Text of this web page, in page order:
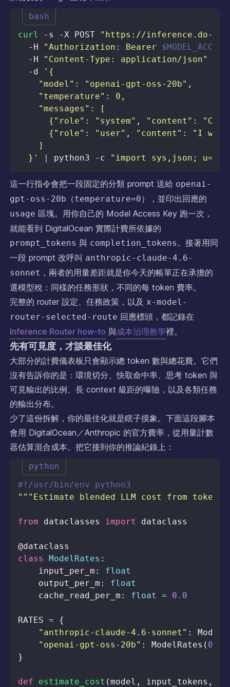
curl -s -X POST
"https://inference.do-
  -H
"Authorization: Bearer
  -H
"Content-Type: application/json"
  -d
  }'
| python3 -c "import sys,json;
bash
這一行指令會把一段固定的分類 prompt 送給 openai-
gpt-oss-20b （temperature=0），並印出回應的
usage 區塊。用你自己的 Model Access Key 跑一次，
就能看到 DigitalOcean 實際計費所依據的
prompt_tokens 與 completion_tokens 。接著用同
一段 prompt 改呼叫 anthropic-claude-4.6-
sonnet ，兩者的用量差距就是你今天的帳單正在承擔的
選模型稅：同樣的任務形狀，不同的每 token 費率。
完整的 router 設定、任務政策，以及 x-model-
router-selected-route 回應標頭，都記錄在
Inference Router how-to 與成本治理教學裡。
先有可見度，才談最佳化
大部分的計費儀表板只會顯示總 token 數與總花費。它們
沒有告訴你的是：環境切分、快取命中率、思考 token 與
可見輸出的比例、長 context 級距的曝險，以及各類任務
的輸出分布。
少了這份拆解，你的最佳化就是瞎子摸象。下面這段腳本
會用 DigitalOcean／Anthropic 的官方費率，從用量計數
器估算混合成本。把它接到你的推論紀錄上：
#!/usr/bin/env python3
"""Estimate blended LLM cost from token
from dataclasses import
@dataclass
class
ModelRates :
    input_per_m
:
float
    output_per_m
:
float
    cache_read_per_m
: float = 0.0
RATES =
{
"anthropic-claude-4.6-sonnet" :
"openai-gpt-oss-20b" : ModelRates ( 0.05
}
def estimate_cost (model , input_tokens ,
python